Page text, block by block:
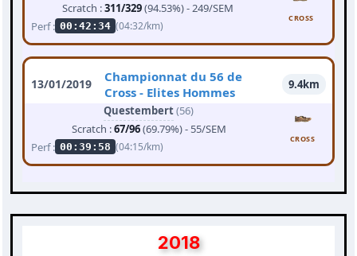
Scratch :311/329(94.53%) - 249/SEM
Perf : 00:42:34 (04:32/km)
CROSS
13/01/2019
Championnat du 56 de
Cross - Elites Hommes
9.4km
Questembert(56)
Scratch :67/96(69.79%) - 55/SEM
Perf : 00:39:58 (04:15/km)
CROSS
2018